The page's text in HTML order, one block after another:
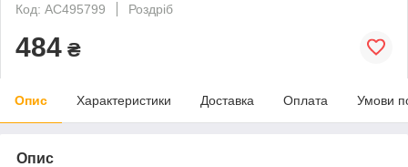
Код: AC495799
Роздріб
484 ₴
Опис Характеристики Доставка Оплата Умови
Опис